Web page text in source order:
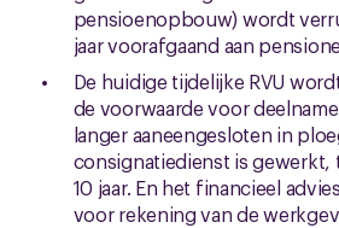
pensioenopbouw) wordt
jaar voorafgaand aan
De huidige tijdelijke RVU
de voorwaarde voor
langer aaneengesloten in
consignatiedienst is gewerkt,
10 jaar. En het financieel
voor rekening van de